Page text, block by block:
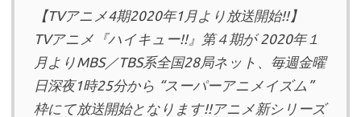
【TVアニメ4期2020年1月より放送開始!!】
TVアニメ『ハイキュー!!』第４期が 2020年１
月よりMBS／TBS系全国28局ネット、毎週金曜
日深夜1時25分から “スーパーアニメイズム”
枠にて放送開始となります!!アニメ新シリーズ